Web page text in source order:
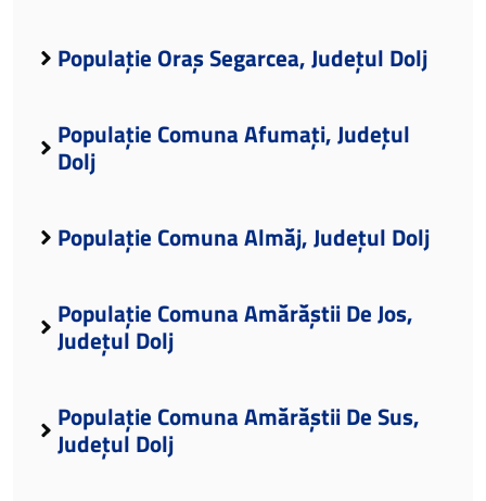
Populație Oraș Segarcea, Județul Dolj
Populație Comuna Afumați, Județul
Dolj
Populație Comuna Almăj, Județul Dolj
Populație Comuna Amărăștii De Jos,
Județul Dolj
Populație Comuna Amărăștii De Sus,
Județul Dolj